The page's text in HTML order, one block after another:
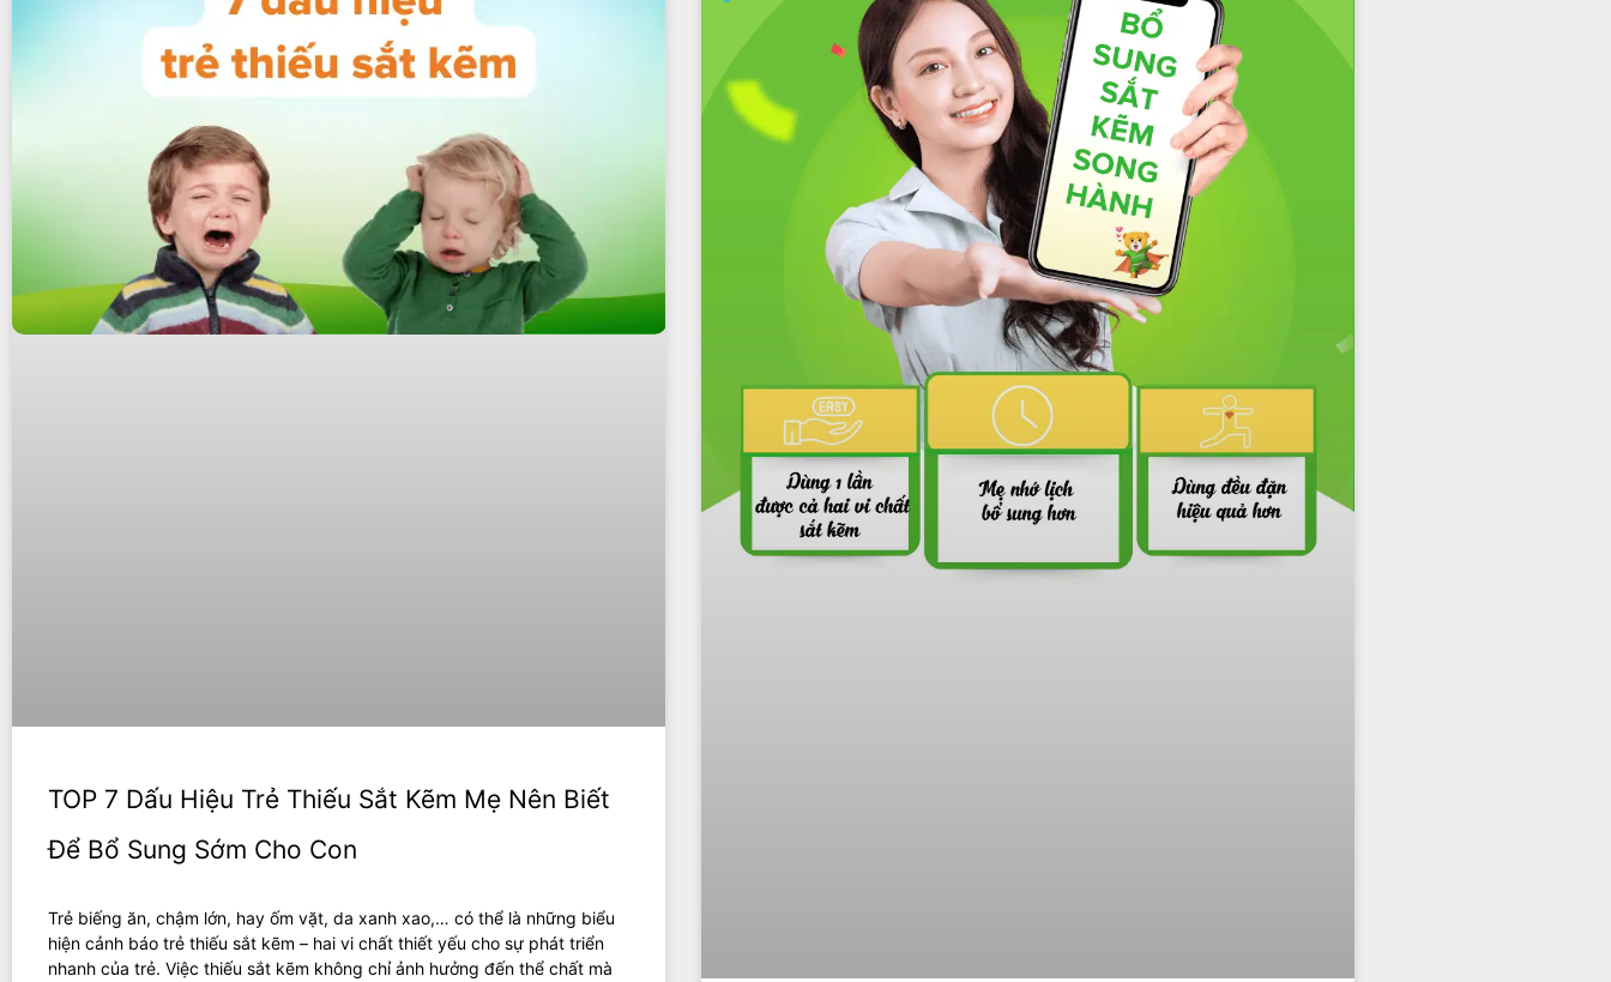
TOP 7 Dấu Hiệu Trẻ Thiếu Sắt Kẽm Mẹ Nên Biết
Để Bổ Sung Sớm Cho Con
Trẻ biếng ăn, chậm lớn, hay ốm vặt, da xanh xao,… có thể là những biểu
hiện cảnh báo trẻ thiếu sắt kẽm – hai vi chất thiết yếu cho sự phát triển
nhanh của trẻ. Việc thiếu sắt kẽm không chỉ ảnh hưởng đến thể chất mà